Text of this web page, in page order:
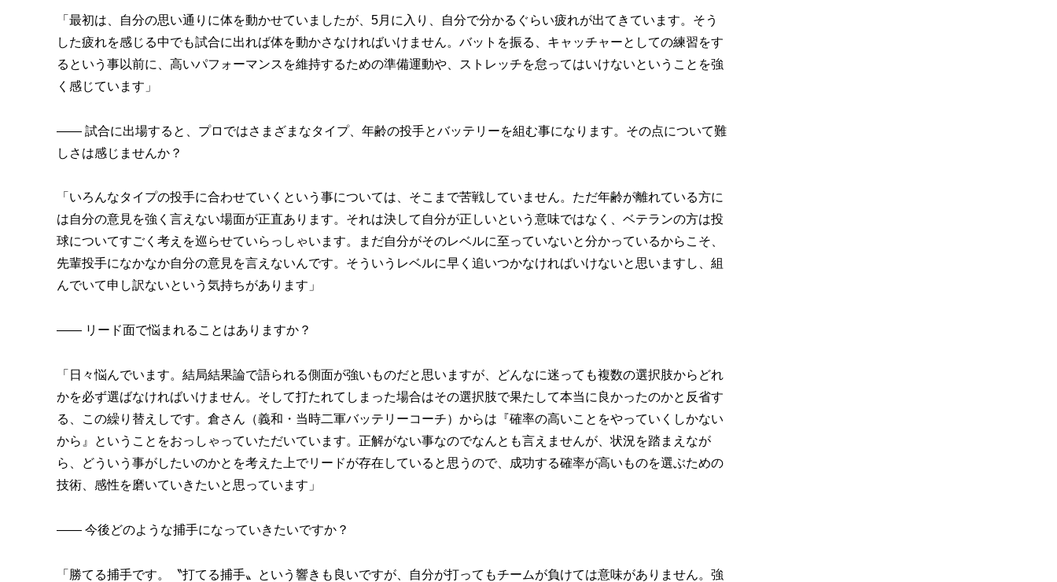
「最初は、自分の思い通りに体を動かせていましたが、5月に入り、自分で分かるぐらい疲れが出てきています。そう
した疲れを感じる中でも試合に出れば体を動かさなければいけません。バットを振る、キャッチャーとしての練習をす
るという事以前に、高いパフォーマンスを維持するための準備運動や、ストレッチを怠ってはいけないということを強
く感じています」
―― 試合に出場すると、プロではさまざまなタイプ、年齢の投手とバッテリーを組む事になります。その点について難
しさは感じませんか？
「いろんなタイプの投手に合わせていくという事については、そこまで苦戦していません。ただ年齢が離れている方に
は自分の意見を強く言えない場面が正直あります。それは決して自分が正しいという意味ではなく、ベテランの方は投
球についてすごく考えを巡らせていらっしゃいます。まだ自分がそのレベルに至っていないと分かっているからこそ、
先輩投手になかなか自分の意見を言えないんです。そういうレベルに早く追いつかなければいけないと思いますし、組
んでいて申し訳ないという気持ちがあります」
―― リード面で悩まれることはありますか？
「日々悩んでいます。結局結果論で語られる側面が強いものだと思いますが、どんなに迷っても複数の選択肢からどれ
かを必ず選ばなければいけません。そして打たれてしまった場合はその選択肢で果たして本当に良かったのかと反省す
る、この繰り替えしです。倉さん（義和・当時二軍バッテリーコーチ）からは『確率の高いことをやっていくしかない
から』ということをおっしゃっていただいています。正解がない事なのでなんとも言えませんが、状況を踏まえなが
ら、どういう事がしたいのかとを考えた上でリードが存在していると思うので、成功する確率が高いものを選ぶための
技術、感性を磨いていきたいと思っています」
―― 今後どのような捕手になっていきたいですか？
「勝てる捕手です。〝打てる捕手〟という響きも良いですが、自分が打ってもチームが負けては意味がありません。強